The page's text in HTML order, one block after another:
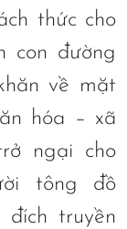
thức cho
con đường
về mặt
hóa – xã
ngại cho
tông đồ
đích truyền